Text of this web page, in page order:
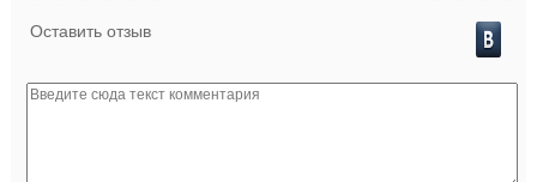
Оставить отзыв